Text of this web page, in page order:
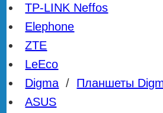
TP-LINK Neffos
Elephone
ZTE
LeEco
Digma / Планшеты
ASUS